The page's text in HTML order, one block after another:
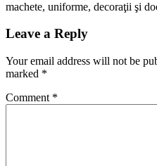
machete, uniforme, decoraţii şi
Leave a Reply
Your email address will not be
marked *
Comment *